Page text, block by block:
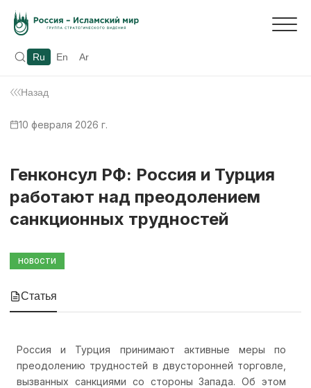
Ru En Ar
Назад
10 февраля 2026 г.
Генконсул РФ: Россия и Турция
работают над преодолением
санкционных трудностей
НОВОСТИ
Статья
Россия и Турция принимают активные меры по
преодолению трудностей в двусторонней торговле,
вызванных санкциями со стороны Запада. Об этом